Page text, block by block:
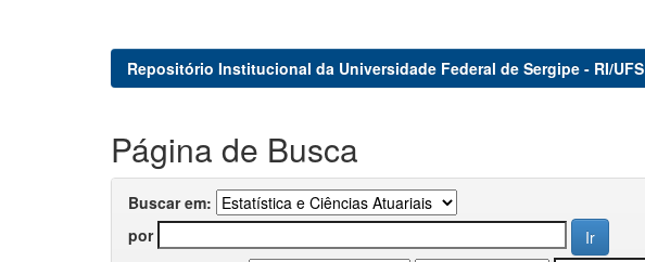
Repositório Institucional da Universidade Federal de Sergipe - RI/UFS
Página de Busca
Buscar em:
por